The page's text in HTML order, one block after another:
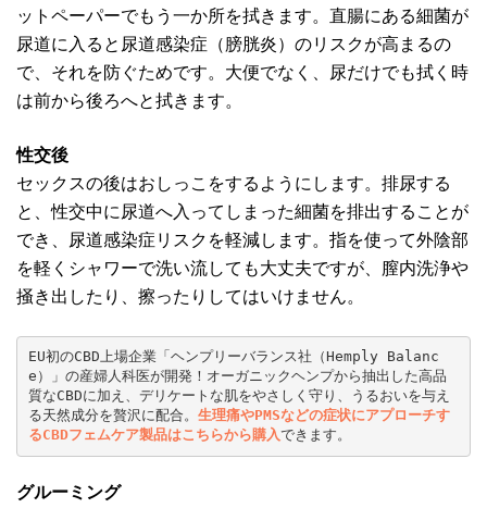
ットペーパーでもう一か所を拭きます。直腸にある細菌が
尿道に入ると尿道感染症（膀胱炎）のリスクが高まるの
で、それを防ぐためです。大便でなく、尿だけでも拭く時
は前から後ろへと拭きます。
性交後
セックスの後はおしっこをするようにします。排尿する
と、性交中に尿道へ入ってしまった細菌を排出することが
でき、尿道感染症リスクを軽減します。指を使って外陰部
を軽くシャワーで洗い流しても大丈夫ですが、膣内洗浄や
掻き出したり、擦ったりしてはいけません。
EU初のCBD上場企業「ヘンプリーバランス社（Hemply Balanc
e）」の産婦人科医が開発！オーガニックヘンプから抽出した高品
質なCBDに加え、デリケートな肌をやさしく守り、うるおいを与え
る天然成分を贅沢に配合。 生理痛やPMSなどの症状にアプローチす
るCBDフェムケア製品はこちらから購入できます。
グルーミング